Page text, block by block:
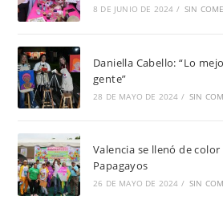
8 DE JUNIO DE 2024 / SIN
Daniella Cabello: “Lo
gente”
28 DE MAYO DE 2024 / SIN
Valencia se llenó de
Papagayos
26 DE MAYO DE 2024 / SIN